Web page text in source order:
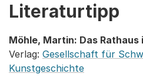
Literaturtipp
Möhle, Martin: Das Rathaus
Verlag: Gesellschaft für
Kunstgeschichte